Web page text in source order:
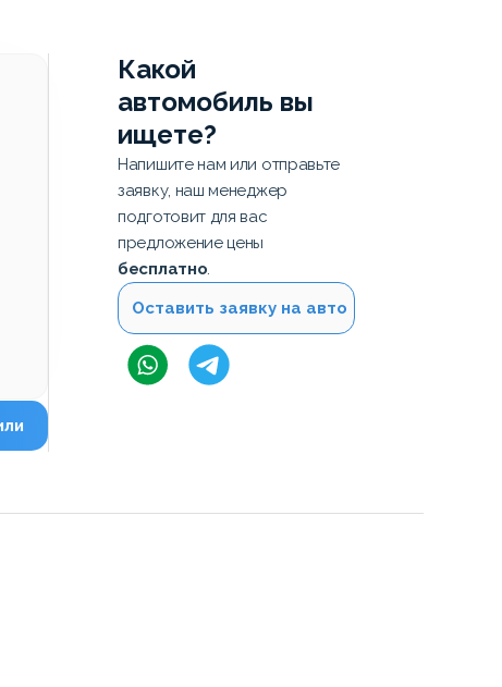
Какой
автомобиль вы
ищете?
Напишите нам или отправьте
заявку, наш менеджер
подготовит для вас
предложение цены
бесплатно.
Оставить заявку на авто